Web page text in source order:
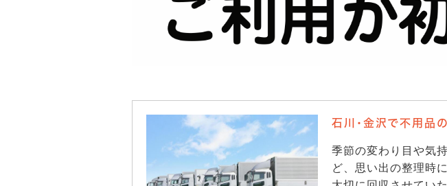
石川・金沢で不用品
季節の変わり目や気
ど、思い出の整理時